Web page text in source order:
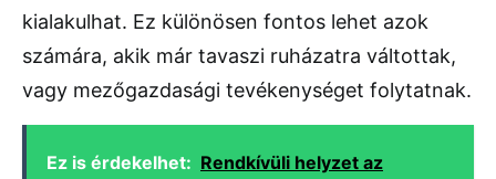
kialakulhat. Ez különösen fontos lehet azok
számára, akik már tavaszi ruházatra váltottak,
vagy mezőgazdasági tevékenységet folytatnak.
Ez is érdekelhet: Rendkívüli helyzet az